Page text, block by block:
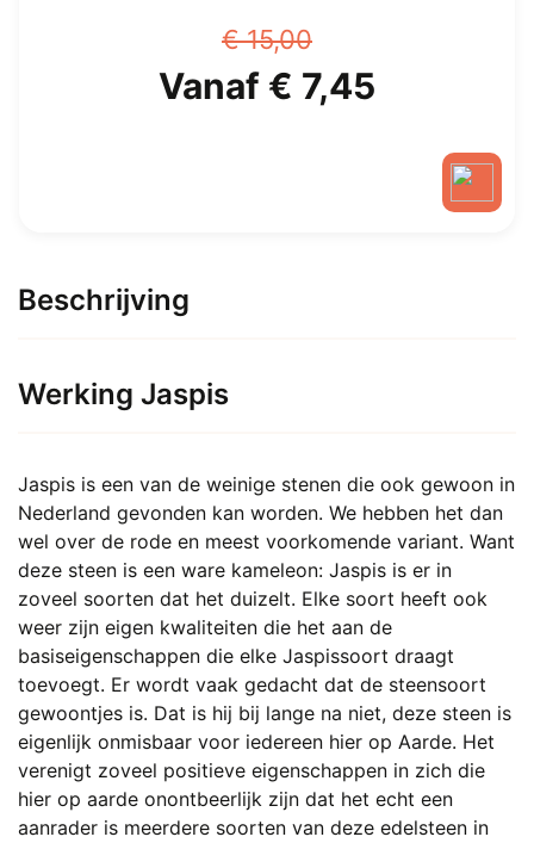
€15,00
Oorspronkelijke
Vanaf € 7,45
worden
op
de
productpagina
Beschrijving
Werking Jaspis
Jaspis is een van de weinige stenen die ook gewoon in
Nederland gevonden kan worden. We hebben het dan
wel over de rode en meest voorkomende variant. Want
deze steen is een ware kameleon: Jaspis is er in
zoveel soorten dat het duizelt. Elke soort heeft ook
weer zijn eigen kwaliteiten die het aan de
basiseigenschappen die elke Jaspissoort draagt
toevoegt. Er wordt vaak gedacht dat de steensoort
gewoontjes is. Dat is hij bij lange na niet, deze steen is
eigenlijk onmisbaar voor iedereen hier op Aarde. Het
verenigt zoveel positieve eigenschappen in zich die
hier op aarde onontbeerlijk zijn dat het echt een
aanrader is meerdere soorten van deze edelsteen in